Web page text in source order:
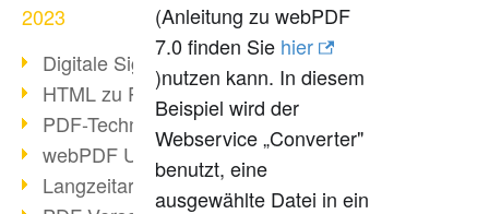
2023
Digitale Signatur in PDF
HTML zu PDF
PDF-Techniken für Barrierefreiheit
webPDF Update 9.0.0.3149
Langzeitarchivierung mit PDF/A
(Anleitung zu webPDF
7.0 finden Sie hier
)nutzen kann. In diesem
Beispiel wird der
Webservice „Converter"
benutzt, eine
ausgewählte Datei in ein